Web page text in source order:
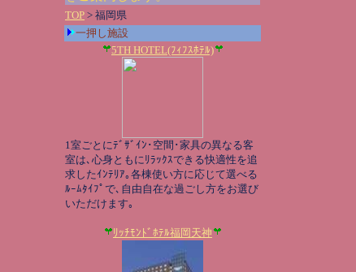
TOP > 福岡県
一押し施設
5TH HOTEL(ﾌｨﾌｽﾎﾃﾙ)
1室ごとにﾃﾞｻﾞｲﾝ･空間･家具の異なる客
室は､心身ともにﾘﾗｯｸｽできる快適性を追
求したｲﾝﾃﾘｱ｡各棟使い方に応じて選べる
ﾙｰﾑﾀｲﾌﾟで､自由自在な過ごし方をお選び
いただけます｡
ﾘｯﾁﾓﾝﾄﾞﾎﾃﾙ福岡天神